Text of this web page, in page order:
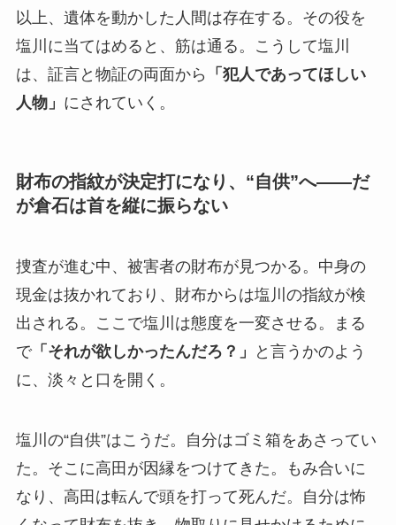
以上、遺体を動かした人間は存在する。その役を
塩川に当てはめると、筋は通る。こうして塩川
は、証言と物証の両面から
「犯人であってほしい
人物」 にされていく。
財布の指紋が決定打になり、“自供”へ――だ
が倉石は首を縦に振らない
捜査が進む中、被害者の財布が見つかる。中身の
現金は抜かれており、財布からは塩川の指紋が検
出される。ここで塩川は態度を一変させる。まる
で「それが欲しかったんだろ？」
と言うかのよう
に、淡々と口を開く。
塩川の“自供”はこうだ。自分はゴミ箱をあさってい
た。そこに高田が因縁をつけてきた。もみ合いに
なり、高田は転んで頭を打って死んだ。自分は怖